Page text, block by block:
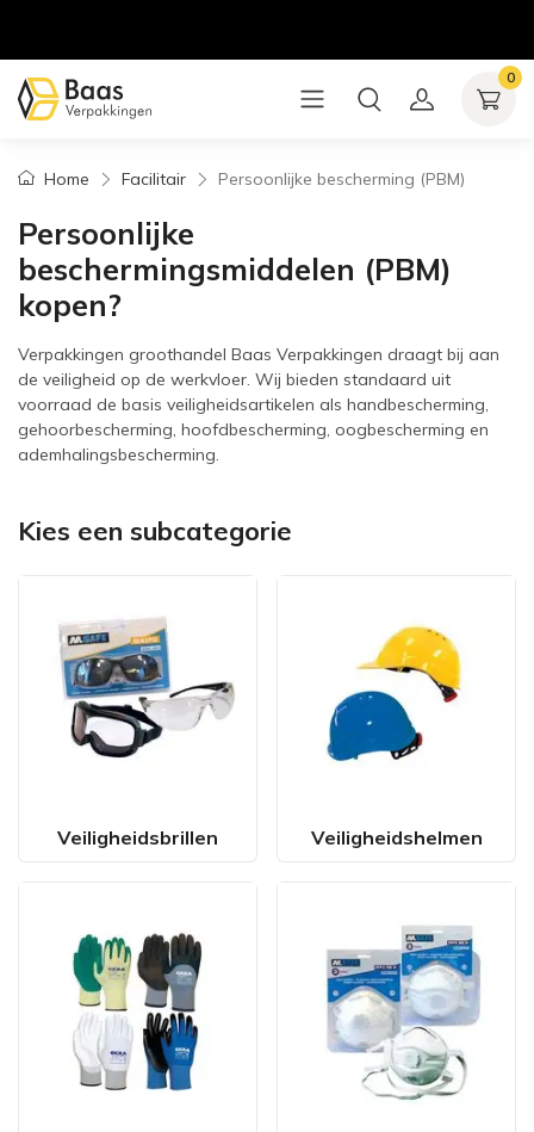
0
Home Facilitair Persoonlijke bescherming (PBM)
Persoonlijke
beschermingsmiddelen (PBM)
kopen?
Verpakkingen groothandel Baas Verpakkingen draagt bij aan
de veiligheid op de werkvloer. Wij bieden standaard uit
voorraad de basis veiligheidsartikelen als handbescherming,
gehoorbescherming, hoofdbescherming, oogbescherming en
ademhalingsbescherming.
Kies een subcategorie
Veiligheidsbrillen Veiligheidshelmen